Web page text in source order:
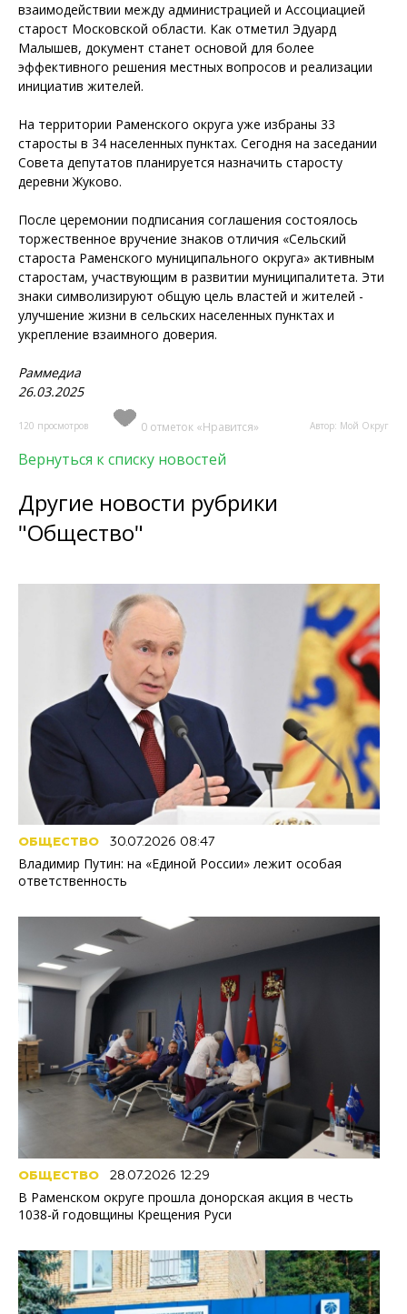
взаимодействии между администрацией и Ассоциацией
старост Московской области. Как отметил Эдуард
Малышев, документ станет основой для более
эффективного решения местных вопросов и реализации
инициатив жителей.
На территории Раменского округа уже избраны 33
старосты в 34 населенных пунктах. Сегодня на заседании
Совета депутатов планируется назначить старосту
деревни Жуково.
После церемонии подписания соглашения состоялось
торжественное вручение знаков отличия «Сельский
староста Раменского муниципального округа» активным
старостам, участвующим в развитии муниципалитета. Эти
знаки символизируют общую цель властей и жителей -
улучшение жизни в сельских населенных пунктах и
укрепление взаимного доверия.
Раммедиа
26.03.2025
120 просмотров 0 отметок «Нравится» Автор: Мой Округ
Вернуться к списку новостей
Другие новости рубрики
"Общество"
ОБЩЕСТВО 30.07.2026 08:47
Владимир Путин: на «Единой России» лежит особая
ответственность
ОБЩЕСТВО 28.07.2026 12:29
В Раменском округе прошла донорская акция в честь
1038-й годовщины Крещения Руси